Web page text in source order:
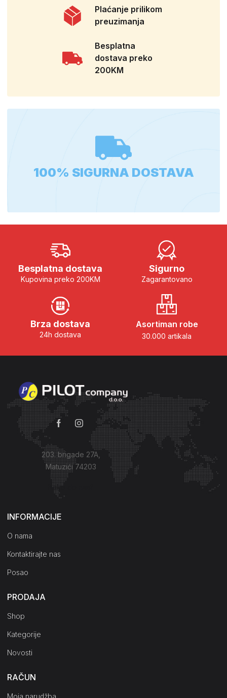
Plaćanje prilikom
preuzimanja
Besplatna
dostava preko
200KM
100% SIGURNA DOSTAVA
Besplatna dostava
Kupovina preko 200KM
Sigurno
Zagarantovano
Brza dostava
24h dostava
Asortiman robe
30.000 artikala
203. brigade 27A,
Matuzići 74203
Kako do nas?
INFORMACIJE
O nama
Kontaktirajte nas
Posao
PRODAJA
Shop
Kategorije
Novosti
RAČUN